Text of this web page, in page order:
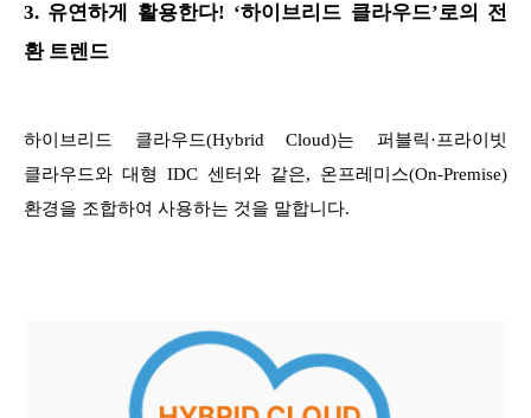
3. 유연하게 활용한다! ‘하이브리드 클라우드’로의 전
환 트렌드
하이브리드 클라우드(Hybrid Cloud)는 퍼블릭·프라이빗
클라우드와 대형 IDC 센터와 같은, 온프레미스(On-Premise)
환경을 조합하여 사용하는 것을 말합니다.